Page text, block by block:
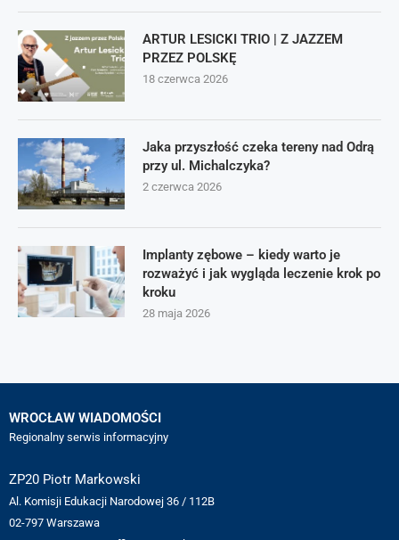
ARTUR LESICKI TRIO | Z JAZZEM
PRZEZ POLSKĘ
18 czerwca 2026
Jaka przyszłość czeka tereny nad Odrą
przy ul. Michalczyka?
2 czerwca 2026
Implanty zębowe – kiedy warto je
rozważyć i jak wygląda leczenie krok po
kroku
28 maja 2026
WROCŁAW WIADOMOŚCI
Regionalny serwis informacyjny
ZP20 Piotr Markowski
Al. Komisji Edukacji Narodowej 36 / 112B
02-797 Warszawa